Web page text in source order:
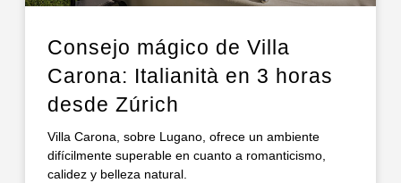
Consejo mágico de Villa
Carona: Italianità en 3 horas
desde Zúrich
Villa Carona, sobre Lugano, ofrece un ambiente
difícilmente superable en cuanto a romanticismo,
calidez y belleza natural.